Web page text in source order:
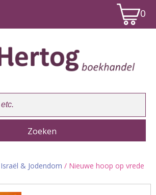
0
Israël & Jodendom / Nieuwe hoop op vrede